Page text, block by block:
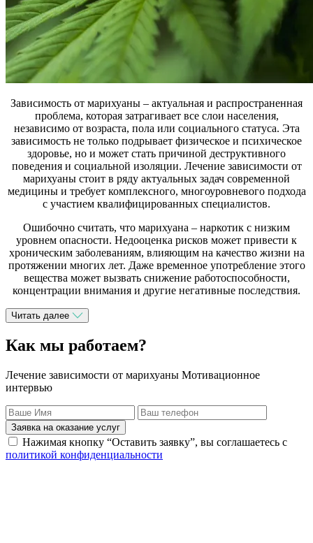
Зависимость от марихуаны – актуальная и распространенная
проблема, которая затрагивает все слои населения,
независимо от возраста, пола или социального статуса. Эта
зависимость не только подрывает физическое и психическое
здоровье, но и может стать причиной деструктивного
поведения и социальной изоляции. Лечение зависимости от
марихуаны стоит в ряду актуальных задач современной
медицины и требует комплексного, многоуровневого подхода
с участием квалифицированных специалистов.
Ошибочно считать, что марихуана – наркотик с низким
уровнем опасности. Недооценка рисков может привести к
хроническим заболеваниям, влияющим на качество жизни на
протяжении многих лет. Даже временное употребление этого
вещества может вызвать снижение работоспособности,
концентрации внимания и другие негативные последствия.
Читать далее
Как мы работаем?
Лечение зависимости от марихуаны Мотивационное
интервью
Заявка на оказание услуг
Нажимая кнопку “Оставить заявку”, вы соглашаетесь с
политикой конфиденциальности